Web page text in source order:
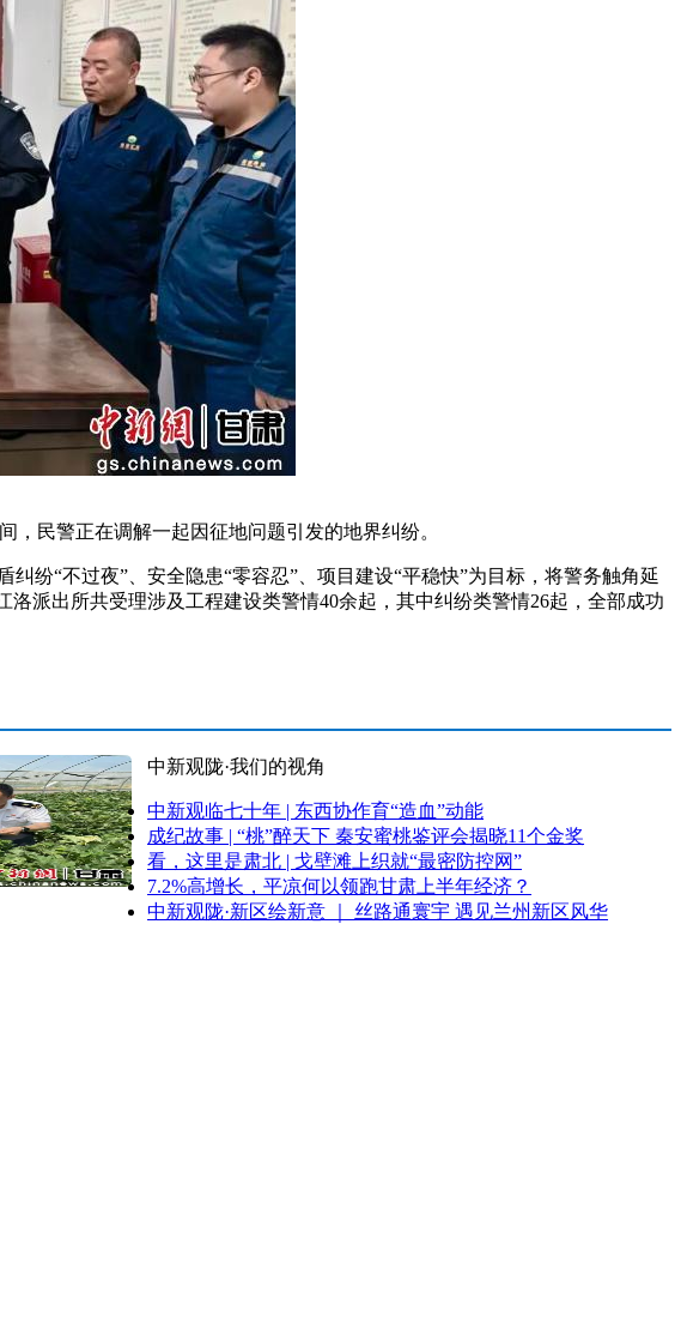
民警正在调解一起因征地问题引发的地界纠纷。
“不过夜”、安全隐患“零容忍”、项目建设“平稳快”为目标，将警务触角延
派出所共受理涉及工程建设类警情40余起，其中纠纷类警情26起，全部成功
中新观陇·我们的视角
中新观临七十年 | 东西协作育“造血”动能
成纪故事 | “桃”醉天下 秦安蜜桃鉴评会揭晓11个金奖
看，这里是肃北 | 戈壁滩上织就“最密防控网”
7.2%高增长，平凉何以领跑甘肃上半年经济？
中新观陇·新区绘新意 ｜ 丝路通寰宇 遇见兰州新区风华